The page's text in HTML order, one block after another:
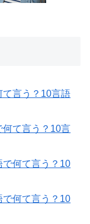
て言う？10言語
何て言う？10言
で何て言う？10
で何て言う？10